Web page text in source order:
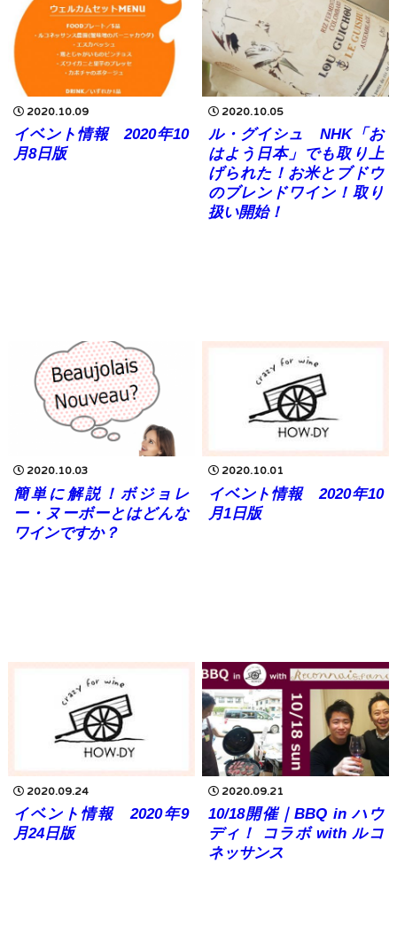
2020.10.09
イベント情報 2020年10
月8日版
2020.10.05
ル・グイシュ NHK「お
はよう日本」でも取り上
げられた！お米とブドウ
のブレンドワイン！取り
扱い開始！
2020.10.03
簡単に解説！ボジョレ
ー・ヌーボーとはどんな
ワインですか？
2020.10.01
イベント情報 2020年10
月1日版
2020.09.24
イベント情報 2020年9
月24日版
2020.09.21
10/18開催｜BBQ in ハウ
ディ！ コラボ with ルコ
ネッサンス